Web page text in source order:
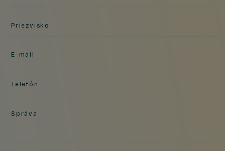
Priezvisko
E-mail
Telefón
Správa